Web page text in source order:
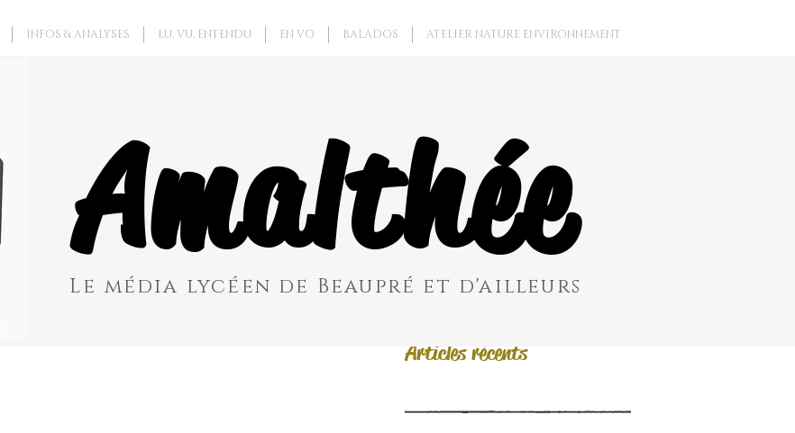
Revenez bientôt
Dès que de
nouveaux posts
seront publiés,
Articles récents
INFOS & ANALYSES LU, VU, ENTENDU EN VO BALADOS ATELIER NATURE ENVIRONNEMENT
Le média lycéen de Beaupré et d'ailleurs
Amalthée